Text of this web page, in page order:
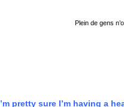
Plein de gens
pretty sure I’m having a